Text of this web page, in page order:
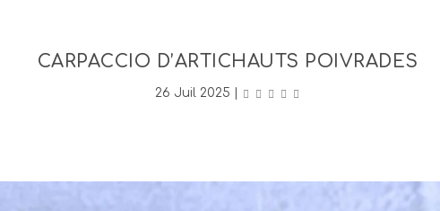
CARPACCIO D’ARTICHAUTS POIVRADES
26 Juil 2025